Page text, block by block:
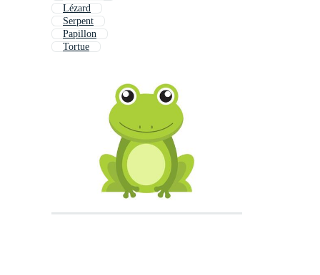
Lézard
Serpent
Papillon
Tortue